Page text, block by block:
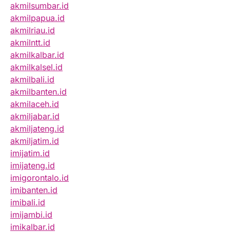
akmilsumbar.id
akmilpapua.id
akmilriau.id
akmilntt.id
akmilkalbar.id
akmilkalsel.id
akmilbali.id
akmilbanten.id
akmilaceh.id
akmiljabar.id
akmiljateng.id
akmiljatim.id
imijatim.id
imijateng.id
imigorontalo.id
imibanten.id
imibali.id
imijambi.id
imikalbar.id